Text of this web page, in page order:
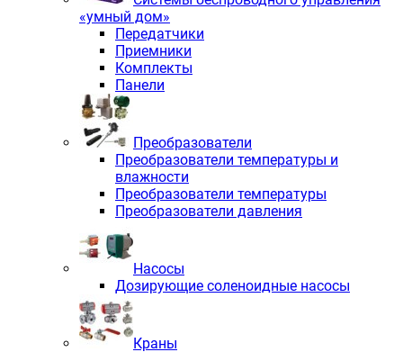
«умный дом»
Передатчики
Приемники
Комплекты
Панели
Преобразователи
Преобразователи температуры и
влажности
Преобразователи температуры
Преобразователи давления
Насосы
Дозирующие соленоидные насосы
Краны